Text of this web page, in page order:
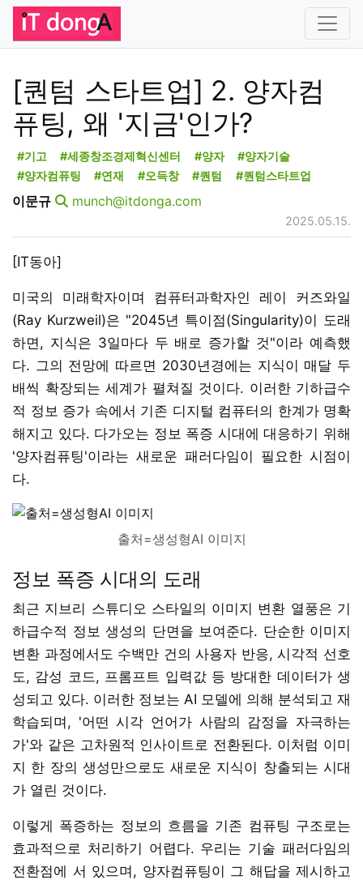
[퀀텀 스타트업] 2. 양자컴
퓨팅, 왜 '지금'인가?
#기고 #세종창조경제혁신센터 #양자
#양자기술
#양자컴퓨팅
#연재 #오득창 #퀀텀 #퀀텀스타트업
이문규 munch@itdonga.com
2025.05.15.
[IT동아]
미국의 미래학자이며 컴퓨터과학자인 레이 커즈와일
(Ray Kurzweil)은 "2045년 특이점(Singularity)이 도래
하면, 지식은 3일마다 두 배로 증가할 것"이라 예측했
다. 그의 전망에 따르면 2030년경에는 지식이 매달 두
배씩 확장되는 세계가 펼쳐질 것이다. 이러한 기하급수
적 정보 증가 속에서 기존 디지털 컴퓨터의 한계가 명확
해지고 있다. 다가오는 정보 폭증 시대에 대응하기 위해
'양자컴퓨팅'이라는 새로운 패러다임이 필요한 시점이
다.
출처=생성형AI 이미지
정보 폭증 시대의 도래
최근 지브리 스튜디오 스타일의 이미지 변환 열풍은 기
하급수적 정보 생성의 단면을 보여준다. 단순한 이미지
변환 과정에서도 수백만 건의 사용자 반응, 시각적 선호
도, 감성 코드, 프롬프트 입력값 등 방대한 데이터가 생
성되고 있다. 이러한 정보는 AI 모델에 의해 분석되고 재
학습되며, '어떤 시각 언어가 사람의 감정을 자극하는
가'와 같은 고차원적 인사이트로 전환된다. 이처럼 이미
지 한 장의 생성만으로도 새로운 지식이 창출되는 시대
가 열린 것이다.
이렇게 폭증하는 정보의 흐름을 기존 컴퓨팅 구조로는
효과적으로 처리하기 어렵다. 우리는 기술 패러다임의
전환점에 서 있으며, 양자컴퓨팅이 그 해답을 제시하고